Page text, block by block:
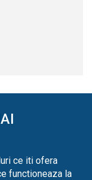
ce iti ofera
functioneaza la